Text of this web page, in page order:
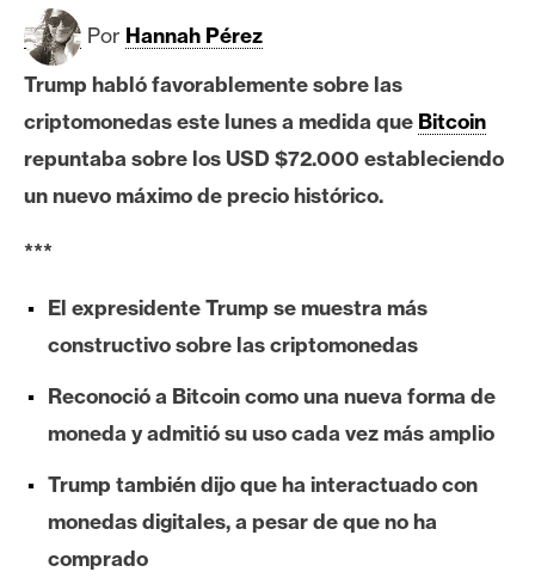
B
t
c
o
n
t
h
e
e
u
m
Por Hannah Pérez
Trump habló favorablemente sobre las
criptomonedas este lunes a medida que Bitcoin
repuntaba sobre los USD $72.000 estableciendo
un nuevo máximo de precio histórico.
***
El expresidente Trump se muestra más
constructivo sobre las criptomonedas
Reconoció a Bitcoin como una nueva forma de
moneda y admitió su uso cada vez más amplio
Trump también dijo que ha interactuado con
monedas digitales, a pesar de que no ha
comprado